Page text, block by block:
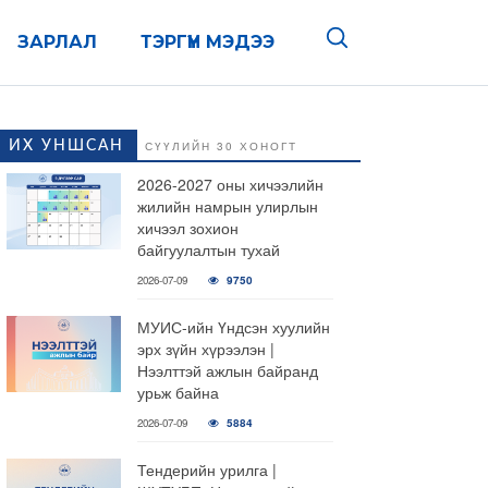
ТЭРГҮҮН МЭДЭЭ
ЗАРЛАЛ
ИХ УНШСАН СҮҮЛИЙН 30 ХОНОГТ
2026-2027 оны хичээлийн
жилийн намрын улирлын
хичээл зохион
байгуулалтын тухай
2026-07-09 9750
МУИС-ийн Үндсэн хуулийн
эрх зүйн хүрээлэн |
Нээлттэй ажлын байранд
урьж байна
2026-07-09 5884
Тендерийн урилга |